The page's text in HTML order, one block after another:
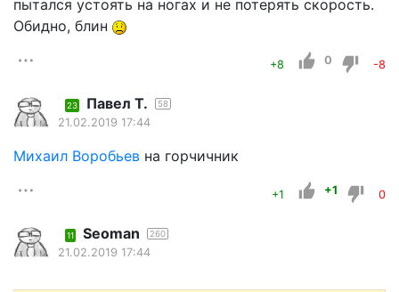
пытался устоять на ногах и не потерять скорость.
Обидно, блин
+8 0 -8
23 Павел Т. 58
21.02.2019 17:44
Mихаил Воробьев на горчичник
+1 +1 0
11 Seoman 260
21.02.2019 17:44